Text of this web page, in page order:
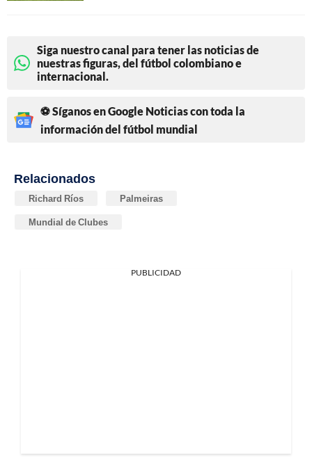
Siga nuestro canal para tener las noticias de
nuestras figuras, del fútbol colombiano e
internacional.
⚽ Síganos en Google Noticias con toda la
información del fútbol mundial
Relacionados
Richard Ríos Palmeiras
Mundial de Clubes
PUBLICIDAD